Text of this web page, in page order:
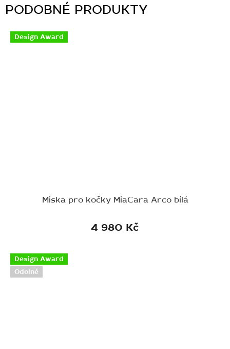
Design Award
Miska pro kočky MiaCara Arco bílá
4 980 Kč
Design Award
Odolné